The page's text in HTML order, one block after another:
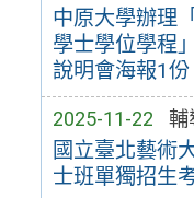
中原大學辦理
學士學位學程
說明會海報1份
2025-11-22 輔
國立臺北藝術
士班單獨招生